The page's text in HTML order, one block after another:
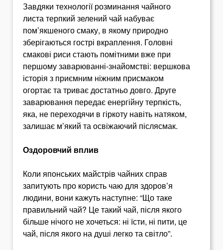
Завдяки технології розминання чайного
листа терпкий зелений чай набуває
пом’якшеного смаку, в якому природно
зберігаються гострі вкраплення. Головні
смакові риси стають помітними вже при
першому заварюванні-знайомстві: вершкова
історія з приємним ніжним присмаком
огортає та триває достатньо довго. Друге
заварювання передає енергійну терпкість,
яка, не переходячи в гіркоту навіть натяком,
залишає м’який та освіжаючий післясмак.
Оздоровчий вплив
Коли японських майстрів чайних справ
запитують про користь чаю для здоров’я
людини, вони кажуть наступне: “Що таке
правильний чай? Це такий чай, після якого
більше нічого не хочеться: ні їсти, ні пити, це
чай, після якого на душі легко та світло”.